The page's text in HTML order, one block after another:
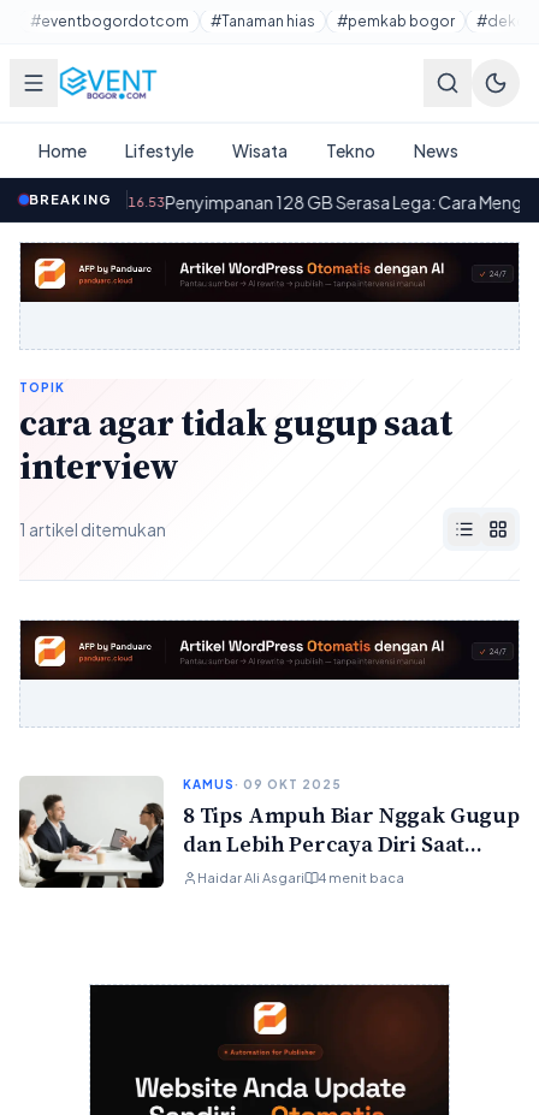
Lewati ke konten utama
#eventbogordotcom #Tanaman hias #pemkab bogor
Home Lifestyle Wisata Tekno News
BREAKING
anak· 16.53Penyimpanan 128 GB Serasa Lega: Cara
TOPIK
cara agar tidak gugup saat
interview
1 artikel ditemukan
KAMUS· 09 OKT 2025
8 Tips Ampuh Biar Nggak Gugup
dan Lebih Percaya Diri Saat
Interview
Haidar Ali Asgari 4 menit baca